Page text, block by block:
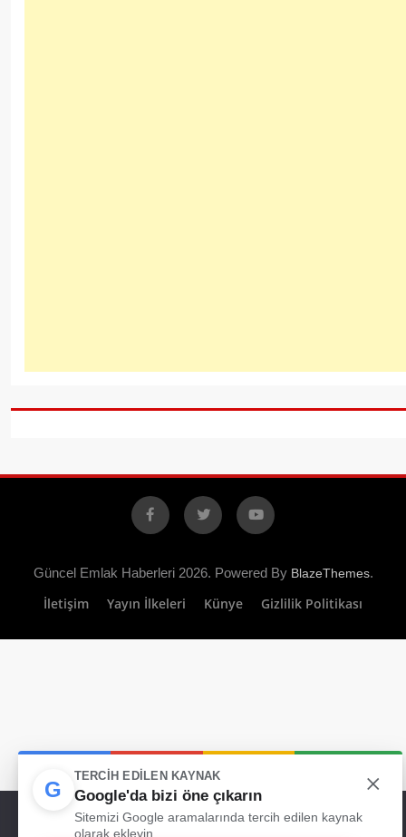
Facebook
X YouTube
Güncel Emlak Haberleri 2026. Powered By BlazeThemes.
İletişim Yayın İlkeleri Künye Gizlilik Politikası
Web sitemizde size en iyi deneyimi sunabilmemiz için çerezleri
kullanıyoruz. Bu siteyi kullanmaya devam ederseniz, bunu kabul
G
TERCIH EDILEN KAYNAK
Google'da bizi öne çıkarın
Sitemizi Google aramalarında tercih edilen kaynak
olarak ekleyin.
×